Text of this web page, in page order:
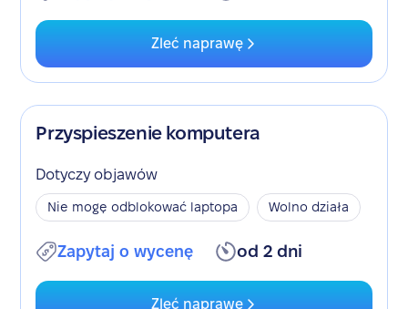
Zleć naprawę
Przyspieszenie komputera
Dotyczy objawów
Nie mogę odblokować laptopa Wolno działa
Zapytaj o wycenę od 2 dni
Zleć naprawę